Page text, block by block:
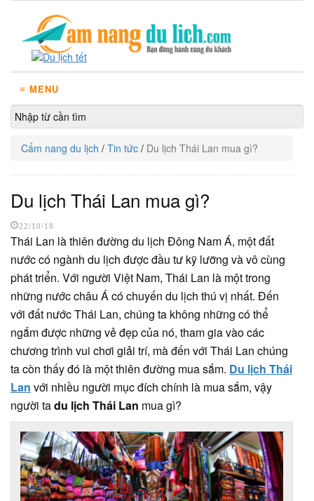
≡ MENU
Cẩm nang du lịch / Tin tức / Du lịch Thái Lan mua gì?
Du lịch Thái Lan mua gì?
22/10/18
Thái Lan là thiên đường du lịch Đông Nam Á, một đất
nước có ngành du lịch được đầu tư kỹ lưỡng và vô cùng
phát triển. Với người Việt Nam, Thái Lan là một trong
những nước châu Á có chuyến du lịch thú vị nhất. Đến
với đất nước Thái Lan, chúng ta không những có thể
ngắm được những vẻ đẹp của nó, tham gia vào các
chương trình vui chơi giải trí, mà đến với Thái Lan chúng
ta còn thấy đó là một thiên đường mua sắm. Du lịch Thái
Lan với nhiều người mục đích chính là mua sắm, vậy
người tadu lịch Thái Lan mua gì?